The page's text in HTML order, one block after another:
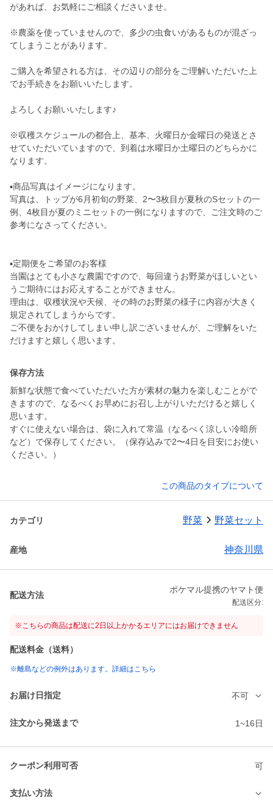
があれば、お気軽にご相談くださいませ。
※農薬を使っていませんので、多少の虫食いがあるものが混ざっ
てしまうことがあります。
ご購入を希望される方は、その辺りの部分をご理解いただいた上
でお手続きをお願いいたします。
よろしくお願いいたします♪
※収穫スケジュールの都合上、基本、火曜日か金曜日の発送とさ
せていただいていますので、到着は水曜日か土曜日のどちらかに
なります。
▪️商品写真はイメージになります。
写真は、トップが6月初旬の野菜、2〜3枚目が夏秋のSセットの一
例、4枚目が夏のミニセットの一例になりますので、ご注文時のご
参考になさってください。
▪️定期便をご希望のお客様
当園はとても小さな農園ですので、毎回違うお野菜がほしいとい
うご期待にはお応えすることができません。
理由は、収穫状況や天候、その時のお野菜の様子に内容が大きく
規定されてしまうからです。
ご不便をおかけしてしまい申し訳ございませんが、ご理解をいた
だけますと嬉しく思います。
保存方法
新鮮な状態で食べていただいた方が素材の魅力を楽しむことがで
きますので、なるべくお早めにお召し上がりいただけると嬉しく
思います。
すぐに使えない場合は、袋に入れて常温（なるべく涼しい冷暗所
など）で保存してください。（保存込みで2〜4日を目安にお使い
ください。）
この商品のタイプについて
カテゴリ 野菜 野菜セット
産地 神奈川県
配送方法
ポケマル提携のヤマト便
配送区分:
※こちらの商品は配送に2日以上かかるエリアにはお届けできません
配送料金（送料）
※離島などの例外はあります。詳細はこちら
お届け日指定 不可
注文から発送まで 1~16日
クーポン利用可否 可
支払い方法